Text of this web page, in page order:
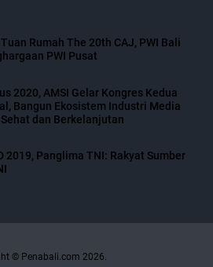
Rumah The 20th CAJ, PWI Bali
PWI Pusat
2020, AMSI Gelar Kongres Kedua
Bangun Ekosistem Industri Media
dan Berkelanjutan
2019, Panglima TNI: Rakyat Sumber
© Penabali.com 2026.